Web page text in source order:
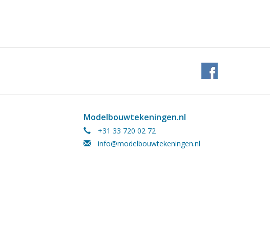
Modelbouwtekeningen.nl
+31 33 720 02 72
info@modelbouwtekeningen.nl